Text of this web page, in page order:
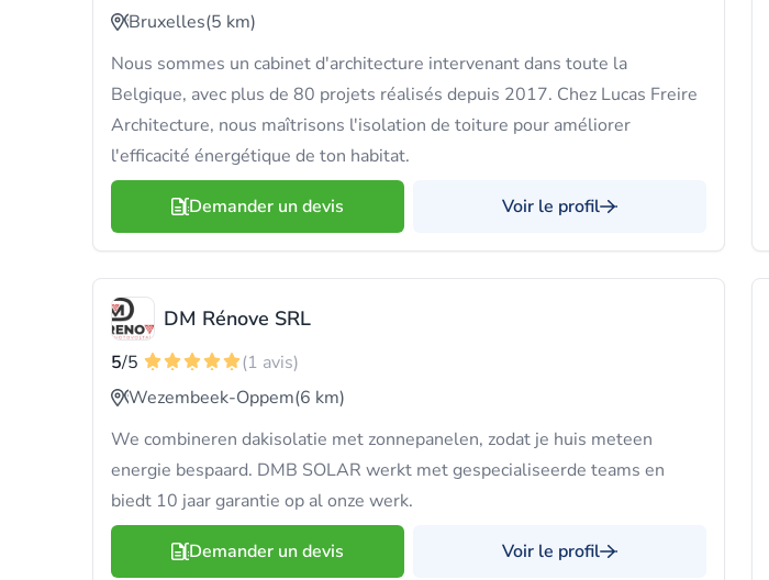
Bruxelles(5 km)
Nous sommes un cabinet d'architecture intervenant dans toute la
Belgique, avec plus de 80 projets réalisés depuis 2017. Chez Lucas Freire
Architecture, nous maîtrisons l'isolation de toiture pour améliorer
l'efficacité énergétique de ton habitat.
Demander un devis Voir le profil
DM Rénove SRL
5/5
(1 avis)
Wezembeek-Oppem(6 km)
We combineren dakisolatie met zonnepanelen, zodat je huis meteen
energie bespaard. DMB SOLAR werkt met gespecialiseerde teams en
biedt 10 jaar garantie op al onze werk.
Demander un devis Voir le profil